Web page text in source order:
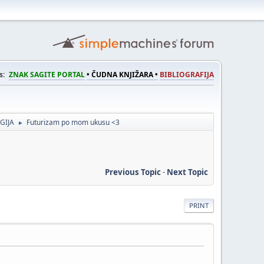
ZNAK SAGITE PORTAL• ČUDNA KNJIŽARA • BIBLIOGRAFIJA
► Futurizam po mom ukusu <3
Previous Topic- Next Topic
PRINT